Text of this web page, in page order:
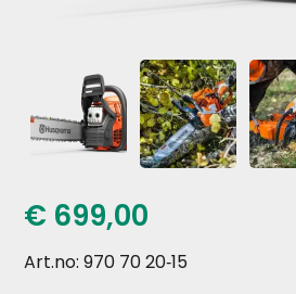
€ 699,00
Art.no: 970 70 20‑15